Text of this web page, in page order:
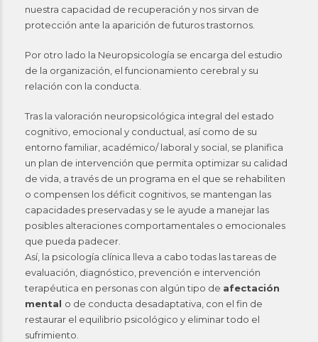
nuestra capacidad de recuperación y nos sirvan de
protección ante la aparición de futuros trastornos.
Por otro lado la Neuropsicología se encarga del estudio
de la organización, el funcionamiento cerebral y su
relación con la conducta.
Tras la valoración neuropsicológica integral del estado
cognitivo, emocional y conductual, así como de su
entorno familiar, académico/ laboral y social, se planifica
un plan de intervención que permita optimizar su calidad
de vida, a través de un programa en el que se rehabiliten
o compensen los déficit cognitivos, se mantengan las
capacidades preservadas y se le ayude a manejar las
posibles alteraciones comportamentales o emocionales
que pueda padecer.
Así, la psicología clínica lleva a cabo todas las tareas de
evaluación, diagnóstico, prevención e intervención
terapéutica en personas con algún tipo de afectación
mental o de conducta desadaptativa, con el fin de
restaurar el equilibrio psicológico y eliminar todo el
sufrimiento.